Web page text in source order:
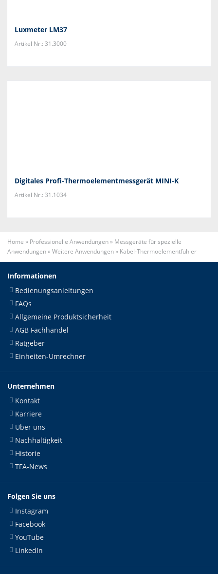
Luxmeter LM37
Artikel Nr.: 31.3000
Digitales Profi-Thermoelementmessgerät MINI-K
Artikel Nr.: 31.1034
Home » Professionelle Anwendungen» Messgeräte für spezielle
Anwendungen»Weitere Anwendungen» Kabel-Thermoelementfühler
Informationen
Bedienungsanleitungen
FAQs
Allgemeine Produktsicherheit
AGB Fachhandel
Ratgeber
Einheiten-Umrechner
Unternehmen
Kontakt
Karriere
Über uns
Nachhaltigkeit
Historie
TFA-News
Folgen Sie uns
Instagram
Facebook
YouTube
LinkedIn